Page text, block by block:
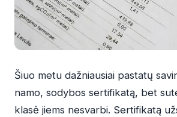
Šiuo metu dažniausiai pastatų
namo, sodybos sertifikatą, bet
klasė jiems nesvarbi. Sertifikatą